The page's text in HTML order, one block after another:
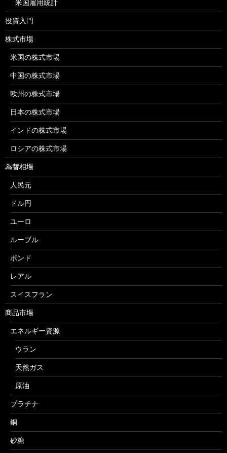
米国雇用統計
投資入門
株式市場
米国の株式市場
中国の株式市場
欧州の株式市場
日本の株式市場
インドの株式市場
ロシアの株式市場
為替相場
人民元
ドル円
ユーロ
ルーブル
ポンド
レアル
スイスフラン
商品市場
エネルギー資源
ウラン
天然ガス
原油
プラチナ
銅
砂糖